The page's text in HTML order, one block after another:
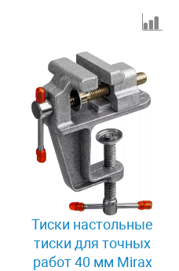
Тиски настольные
тиски для точных
работ 40 мм Mirax